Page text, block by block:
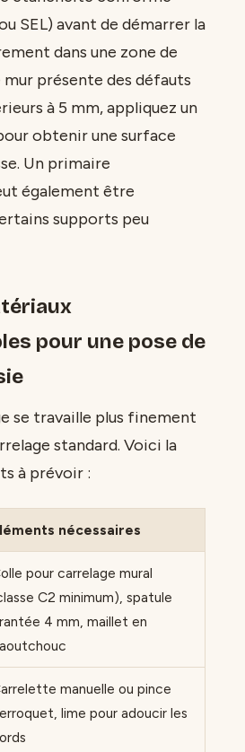
SEL) avant de démarrer la
dans une zone de
présente des défauts
à 5 mm, appliquez un
obtenir une surface
Un primaire
également être
supports peu
pour une pose de
se travaille plus finement
standard. Voici la
à prévoir :
nécessaires
pour carrelage mural
C2 minimum), spatule
4 mm, maillet en
manuelle ou pince
lime pour adoucir les